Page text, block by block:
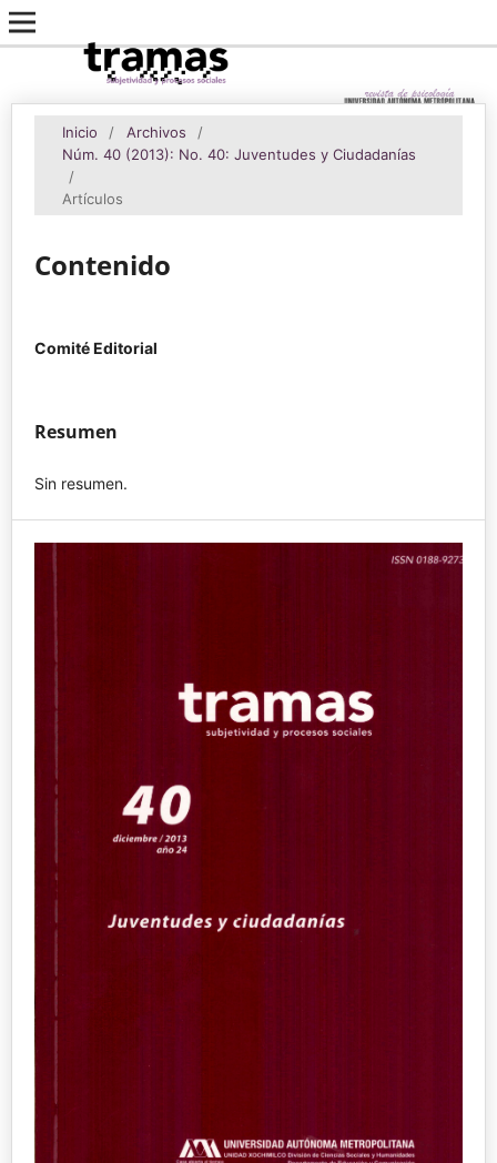
Inicio / Archivos
/
Núm. 40 (2013): No. 40: Juventudes y Ciudadanías
/
Artículos
Contenido
Comité Editorial
Resumen
Sin resumen.